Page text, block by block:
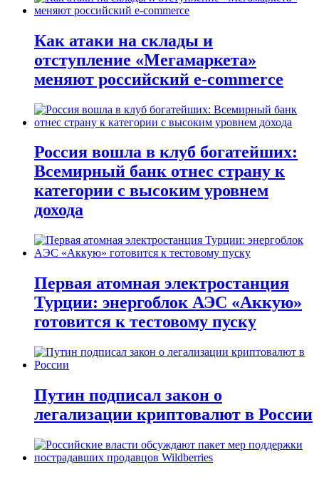
Как атаки на склады и
отступление «Мегамаркета»
меняют российский e-commerce
Россия вошла в клуб богатейших:
Всемирный банк отнес страну к
категории с высоким уровнем
дохода
Первая атомная электростанция
Турции: энергоблок АЭС «Аккую»
готовится к тестовому пуску
Путин подписал закон о
легализации криптовалют в России